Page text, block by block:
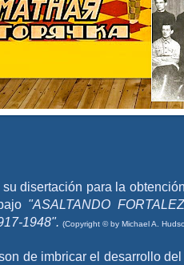
disertación para la
"ASALTANDO
1948". (Copyright © by Michael A.
de imbricar el desarrollo